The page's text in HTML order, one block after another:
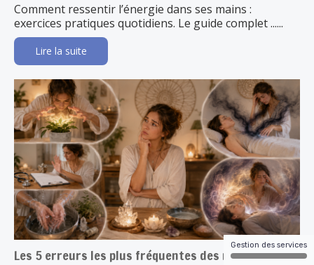
Comment ressentir l’énergie dans ses mains :
exercices pratiques quotidiens. Le guide complet ......
Lire la suite
Les 5 erreurs les plus fréquentes des magnétiseurs
Gestion des services